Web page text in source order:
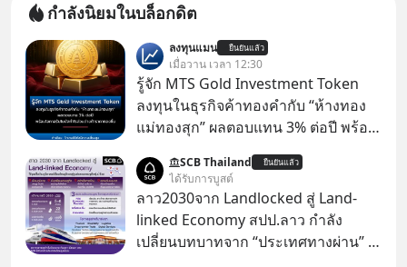
กำลังนิยมในบล็อกดิต
ลงทุนแมน ยืนยันแล้ว
เมื่อวาน เวลา 12:30
รู้จัก MTS Gold Investment Token
ลงทุนในธุรกิจค้าทองคำกับ “ห้างทอง
แม่ทองสุก” ผลตอบแทน 3% ต่อปี พร้อม
ทองขึ้น / ลงทุนแมนจะเล่าให้ฟัง x MTS
Gold Group กลุ่ม MTS Gold หรือห้าง
ทองแม่ทองสุก อยู่ในธุรกิจทองคำมา
นานกว่า 74 ปี ปัจจุบันนับเป็นกลุ่มธุรกิจ
SCB Thailand ยืนยันแล้ว
ได้รับการบูสต์
ลาว2030จาก Landlocked สู่ Land-
linked Economy สปป.ลาว กำลัง
เปลี่ยนบทบาทจาก “ประเทศทางผ่าน” สู่